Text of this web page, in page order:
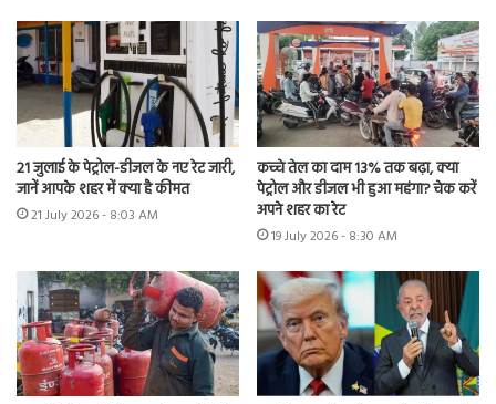
21 जुलाई के पेट्रोल-डीजल के नए रेट जारी,
जानें आपके शहर में क्या है कीमत
21 July 2026 - 8:03 AM
कच्चे तेल का दाम 13% तक बढ़ा, क्या
पेट्रोल और डीजल भी हुआ महंगा? चेक करें
अपने शहर का रेट
19 July 2026 - 8:30 AM